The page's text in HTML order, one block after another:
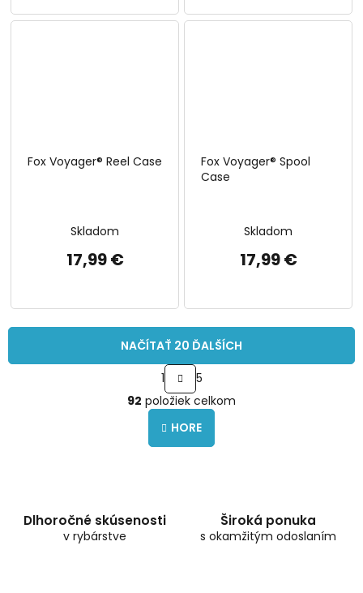
Fox Voyager® Reel Case
Skladom
17,99 €
Fox Voyager® Spool
Case
Skladom
17,99 €
O
v
l
NAČÍTAŤ 20 ĎALŠÍCH
S
t
r
á
n
o
1
5
92 položiek celkom
HORE
Dlhoročné skúsenosti
v rybárstve
Široká ponuka
s okamžitým odoslaním